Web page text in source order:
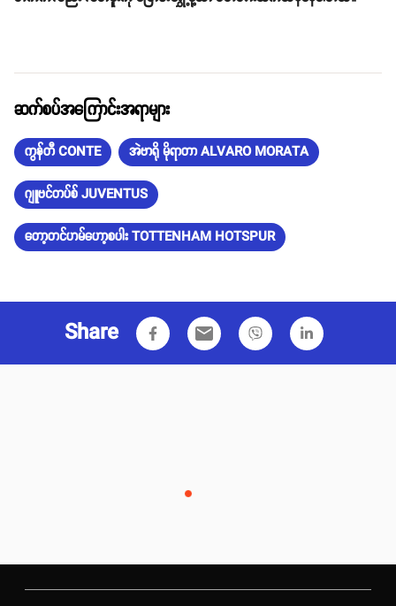
ဆက်စပ်အကြောင်းအရာများ
ကွန်တီ CONTE အဲဗာရို မိုရာတာ ALVARO MORATA
ဂျူဗင်တပ်စ် JUVENTUS
တော့တင်ဟမ်ဟော့စပါး TOTTENHAM HOTSPUR
Share email